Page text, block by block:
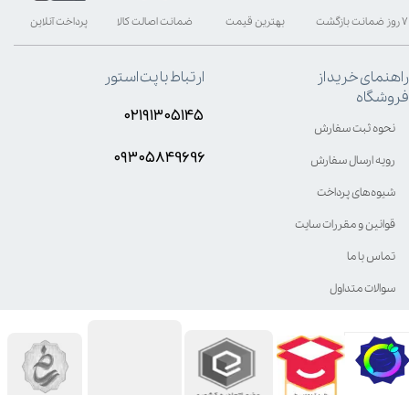
بهترین قیمت پرداخت آنلاین ۷ روز ضمانت بازگشت ضمانت اصالت کالا
راهنمای خرید از
فروشگاه
نحوه ثبت سفارش
رویه ارسال سفارش
شیوه‌های پرداخت
قوانین و مقررات سایت
تماس با ما
سوالات متداول
ارتباط با پت استور
۰۲۱۹۱۳۰۵۱۴۵
۰۹۳۰۵8۴9696